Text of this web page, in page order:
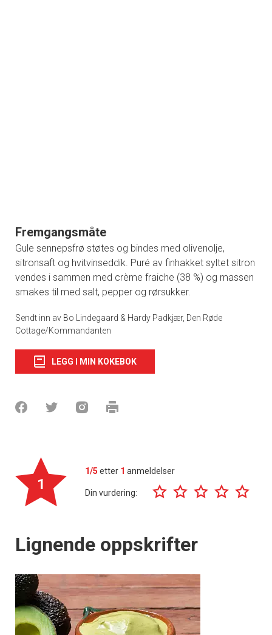
Fremgangsmåte
Gule sennepsfrø støtes og bindes med olivenolje,
sitronsaft og hvitvinseddik. Puré av finhakket syltet sitron
vendes i sammen med crème fraiche (38 %) og massen
smakes til med salt, pepper og rørsukker.
Sendt inn av Bo Lindegaard & Hardy Padkjær, Den Røde
Cottage/Kommandanten
LEGG I MIN KOKEBOK
1
1/5 etter 1 anmeldelser
Din vurdering:
Lignende oppskrifter